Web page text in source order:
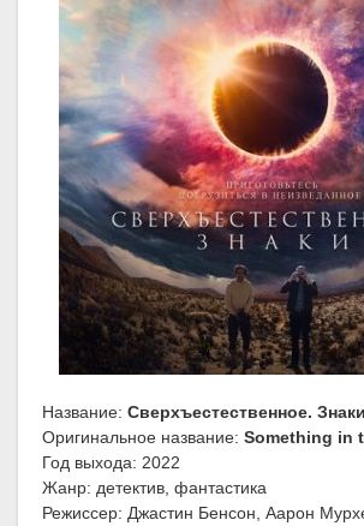
Название: Сверхъестественное. Знаки
Оригинальное название: Something in
Год выхода: 2022
Жанр: детектив, фантастика
Режиссер: Джастин Бенсон, Аарон